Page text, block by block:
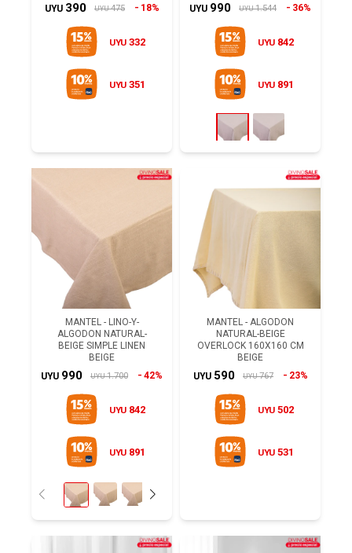
UYU 390 UYU 475 18%
UYU 332
UYU 351
UYU 990 UYU 1.544 36%
UYU 842
UYU 891
MANTEL - LINO-Y-
ALGODON NATURAL-
BEIGE SIMPLE LINEN
BEIGE
UYU 990 UYU 1.700 42%
UYU 842
UYU 891
MANTEL - ALGODON
NATURAL-BEIGE
OVERLOCK 160X160 CM
BEIGE
UYU 590 UYU 767 23%
UYU 502
UYU 531